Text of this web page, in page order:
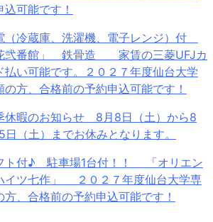
込可能です！
（冷蔵庫、洗濯機、電子レンジ）付
弐番館」 鉄骨造 家賃の三菱UFJカ
払い可能です。２０２７年度仙台大学
の方、合格前の予約申込可能です！
休暇のお知らせ 8月8日（土）から8
日（土）までお休みとなります。
ト付♪ 駐車場1台付！！ 「オリエン
イツ七作」 ２０２７年度仙台大学専
方、合格前の予約申込可能です！